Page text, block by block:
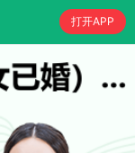
打开APP